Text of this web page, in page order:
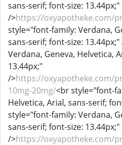
sans-serif; font-size: 13.44px;"
/>https://oxyapotheke.com/
style="font-family: Verdana,
sans-serif; font-size:
Verdana, Geneva, Helvetica,
13.44px;"
/>https://oxyapotheke.com/
10mg-20mg/<br style="font-
Helvetica, Arial, sans-serif;
style="font-family: Verdana,
sans-serif; font-size: 13.44px;"
/>https://oxyapotheke.com/